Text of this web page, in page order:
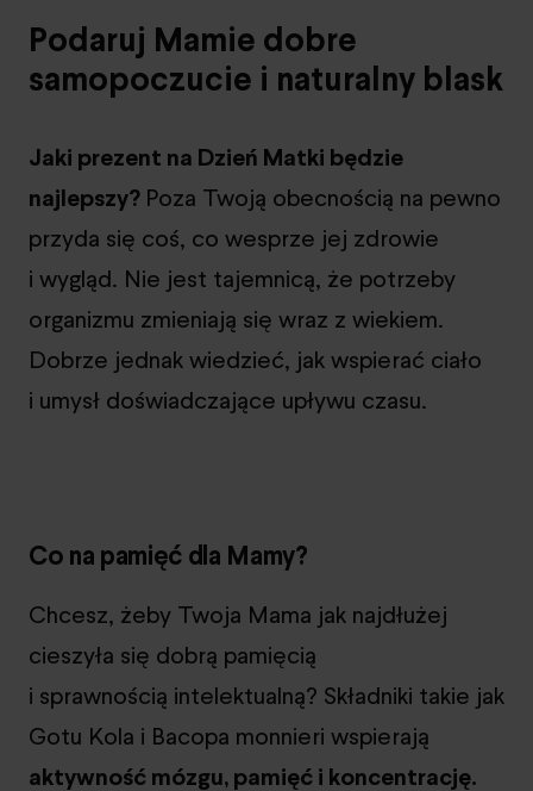
Podaruj Mamie dobre
samopoczucie i naturalny blask
Jaki prezent na Dzień Matki będzie
najlepszy? Poza Twoją obecnością na pewno
przyda się coś, co wesprze jej zdrowie
i wygląd. Nie jest tajemnicą, że potrzeby
organizmu zmieniają się wraz z wiekiem.
Dobrze jednak wiedzieć, jak wspierać ciało
i umysł doświadczające upływu czasu.
Co na pamięć dla Mamy?
Chcesz, żeby Twoja Mama jak najdłużej
cieszyła się dobrą pamięcią
i sprawnością intelektualną? Składniki takie jak
Gotu Kola i Bacopa monnieri wspierają
aktywność mózgu, pamięć i koncentrację.